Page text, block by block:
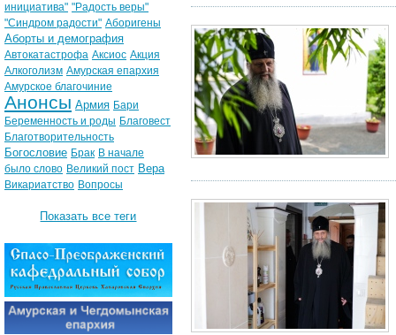
инициатива" "Радость веры"
"Синдром радости" Аборигены
Аборты и демография
Автокатастрофа Аксиос Акция
Алкоголизм Амурская епархия
Амурское благочиние
Анонсы Армия Бари
Беременность и роды Благовест
Благотворительность
Богословие Брак В начале
было слово Великий пост Вера
Викариатство Вопросы
Показать все теги